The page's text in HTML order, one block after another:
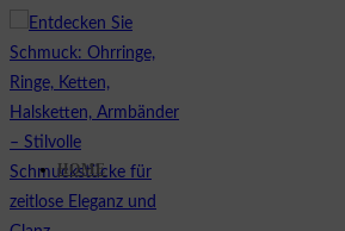
Zum
Inhalt
springen
HOME